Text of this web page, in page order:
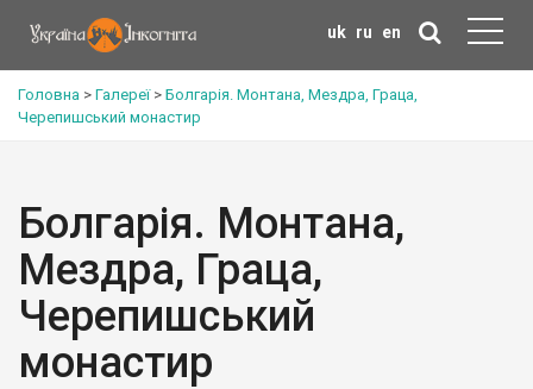
uk ru en
Головна > Галереї> Болгарія. Монтана, Мездра, Граца,
Черепишський монастир
Болгарія. Монтана,
Мездра, Граца,
Черепишський
монастир